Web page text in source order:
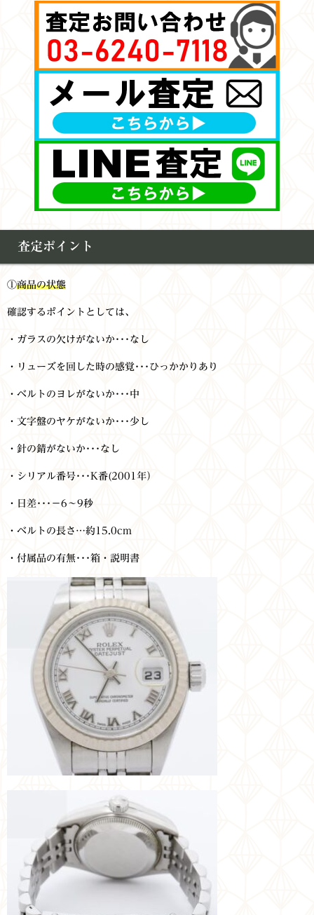
査定ポイント
①商品の状態
確認するポイントとしては、
・ガラスの欠けがないか･･･なし
・リューズを回した時の感覚･･･ひっかかりあり
・ベルトのヨレがないか･･･中
・文字盤のヤケがないか･･･少し
・針の錆がないか･･･なし
・シリアル番号･･･K番(2001年）
・日差･･･－6～9秒
・ベルトの長さ…約15.0cm
・付属品の有無･･･箱・説明書